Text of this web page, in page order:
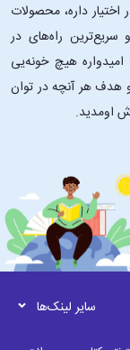
اختیار داره، محصولات
راه‌های در
هیچ خونه‌یی
هدف هر آنچه در توان
اومدید.
سایر لینک‌ها